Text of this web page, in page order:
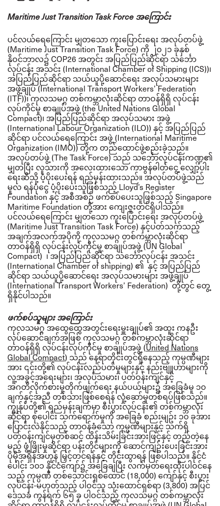
Maritime Just Transition Task Force အကြောင်း
ပင်လယ်ရေကြောင်း မျှတသော ကူးပြောင်းရေး အလုပ်တပ်ဖွဲ့
(Maritime Just Transition Task Force) ကို ၂၀၂၁ ခုနှစ်
နိုဝင်ဘာလ၌ COP26 အတွင်း အပြည်ပြည်ဆိုင်ရာ သင်္ဘော
လုပ်ငန်း အသင်း (International Chamber of Shipping (ICS))၊
အပြည်ပြည်ဆိုင်ရာ သယ်ယူပို့ဆောင်ရေး အလုပ်သမားများ
အဖွဲ့ချုပ် (International Transport Workers’ Federation
(ITF))၊ ကုလသမဂ္ဂ တစ်ကမ္ဘာလုံးဆိုင်ရာ တာဝန်ရှိရှိ လုပ်ငန်း
လုပ်ကိုင်မှု စာချုပ်အဖွဲ့ (the United Nations Global
Compact)၊ အပြည်ပြည်ဆိုင်ရာ အလုပ်သမား အဖွဲ့
(International Labour Organization (ILO)) နှင့် အပြည်ပြည်
ဆိုင်ရာ ပင်လယ်ရေကြောင်း အဖွဲ့ (International Maritime
Organization (IMO)) တို့က တည်ထောင်ဖွဲ့စည်းခဲ့သည်။
အလုပ်တပ်ဖွဲ့ (The Task Force) သည် သင်္ဘောလုပ်ငန်းကဏ္ဍ၏
မျှတပြီး လူသားကို အလေးထားသော ကာဗွန်ဓါတ်ငွေ့ လျှော့ပါး
ရေးဆီသို့ ပံ့ပိုးပေးရန် ရည်မှန်းထားသည်။ အလုပ်တပ်ဖွဲ့သည်
မူလ ရန်ပုံငွေ ပံ့ပိုးပေးသူဖြစ်သည့် Lloyd’s Register
Foundation နှင့် အစီအစဉ် ဖက်စပ်ပေးသူဖြစ်သည့် Singapore
Maritime Foundation တို့အား ကျေးဇူးတင်ရှိပါသည်။
ပင်လယ်ရေကြောင်း မျှတသော ကူးပြောင်းရေး အလုပ်တပ်ဖွဲ့
(Maritime Just Transition Task Force) နှင့်ပတ်သက်သည့်
အချက်အလက်အပိုကို ကုလသမဂ္ဂ တစ်ကမ္ဘာလုံးဆိုင်ရာ
တာဝန်ရှိရှိ လုပ်ငန်းလုပ်ကိုင်မှု စာချုပ်အဖွဲ့ (UN Global
Compact) ၊ အပြည်ပြည်ဆိုင်ရာ သင်္ဘောလုပ်ငန်း အသင်း
(International Chamber of shipping) ၏ နှင့် အပြည်ပြည်
ဆိုင်ရာ သယ်ယူပို့ဆောင်ရေး အလုပ်သမားများ အဖွဲ့ချုပ်
(International Transport Workers’ Federation) တို့တွင် တွေ့
ရှိနိုင်ပါသည်။
ဖက်စပ်သူများ အကြောင်း
ကုလသမဂ္ဂ အထွေထွေအတွင်းရေးမှူးချုပ်၏ အထူး ကနဦး
လုပ်ဆောင်ချက်အဖြစ်ကုလသမဂ္ဂ တစ်ကမ္ဘာလုံးဆိုင်ရာ
တာဝန်ရှိရှိ လုပ်ငန်းလုပ်ကိုင်မှု စာချုပ်အဖွဲ့ (United Nations
Global Compact) သည် နေရာတိုင်းတွင်ရှိနေသည့် ကုမ္ပဏီများ
အား ၎င်းတို့၏ လုပ်ငန်းလည်ပတ်မှုများနှင့် နည်းဗျူဟာများကို
လူ့အခွင့်အရေးများ၊ အလုပ်သမား၊ ပတ်ဝန်းကျင်နှင့်
အဂတိလိုက်စားမှုတိုက်ဖျက်ရေး နယ်ပယ်များ၌ အခြေခံမူ ၁၀
ချက်နှင့်အညီ တစ်သားဖြစ်စေရန် လှုံ့ဆော်မှုတစ်ရပ်ဖြစ်သည်။
ကျွန်ုပ်တို့၏ ရည်မှန်းချက်မှာ စီးပွားလုပ်ငန်း၏ တစ်ကမ္ဘာလုံး
ဆိုင်ရာ စုပေါင်း သက်ရောက်မှုကို အခြေခံ စည်းမျဥ်း ၁၀ ခုအား
ပြောင်းလဲနိုင်သည့် တာဝန်ခံသော ကုမ္ပဏီများနှင့် သက်ရှိ
ပတ်ဝန်းကျင်မှတစ်ဆင့် ထိန်းသိမ်းခြင်းအားဖြင့်နှင့် တည်တဲ့နေ
မည့် ဖွံ့ဖြိုးမှုဆိုင်ရာ ပန်းတိုင်များကို ဆောင်ကျဥ်းပေးခြင်းအား
ပိုမိုအရှိန်အဟုန် မြှင့်တင်ရန်နှင့် တိုင်းထွာရန် ဖြစ်ပါသည်။ နိုင်ငံ
ပေါင်း ၁၀၁ နိုင်ငံကျော်၌ အခြေချပြီး လက်မှတ်ရေးထိုးပါဝင်နေ
သည့် ကုမ္ပဏီ တစ်သောင်းရှစ်ထောင် (18,000) ကျော်နှင့် စီးပွား
လုပ်ငန်း-မဟုတ်သည့် ပါဝင်သူ သုံးထောင်ရှစ်ရာ (3,800) အပြင်
ဒေသခံ ကွန်ရက် ၆၅ ခု ပါဝင်သည့် ကုလသမဂ္ဂ တစ်ကမ္ဘာလုံး